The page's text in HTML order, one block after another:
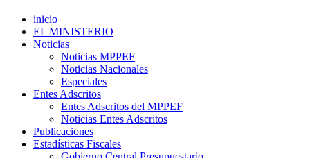
inicio
EL MINISTERIO
Noticias
Noticias MPPEF
Noticias Nacionales
Especiales
Entes Adscritos
Entes Adscritos del MPPEF
Noticias Entes Adscritos
Publicaciones
Estadísticas Fiscales